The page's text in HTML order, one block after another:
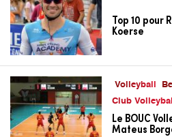
Top 10 pour
Koerse
Volleyball
Club Volleyball
Le BOUC
Mateus